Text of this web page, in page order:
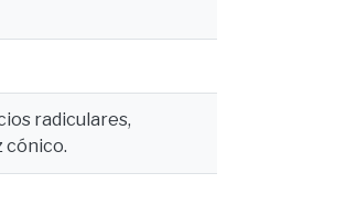
radiculares,
cónico.